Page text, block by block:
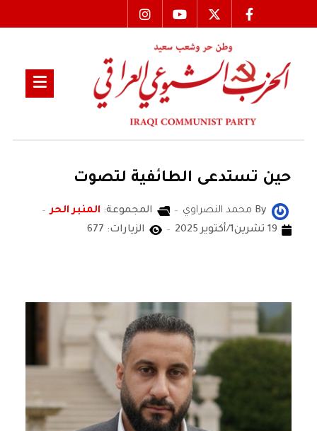
‏حين تستدعى الطائفية لتصوت
By محمد النصراوي المجموعة: المنبر الحر
19 تشرين1/أكتوير 2025
الزيارات: 677